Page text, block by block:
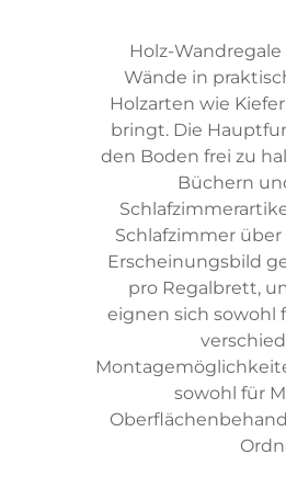
Holz-
Wände in
Holzarten wie
bringt. Die
den Boden frei zu
Büchern
Schlafzimmer
Erscheinungsbild
pro Regalbrett,
eignen sich sowohl
sowohl für